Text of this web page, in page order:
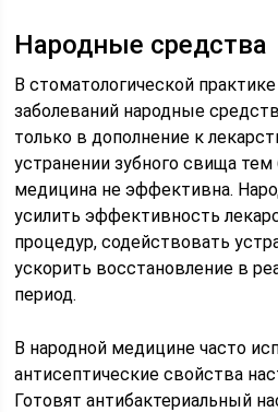
Народные средства
В стоматологической
заболеваний народные
только в дополнение к
устранении зубного свища тем
медицина не эффективна.
усилить эффективность
процедур, содействовать
ускорить восстановление в
период.
В народной медицине часто
антисептические свойства
Готовят антибактериальный